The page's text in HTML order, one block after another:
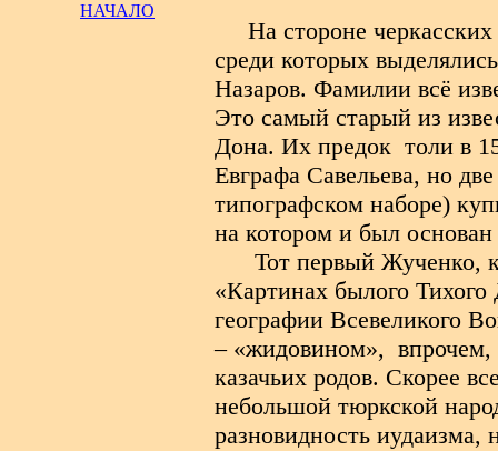
НАЧАЛО
На стороне
среди которых
Назаров. Фамилии всё
Это самый старый из
Дона. Их предок толи в
Евграфа Савельева, но
типографском наборе)
на котором и был основан
Тот первый Жученко,
«Картинах былого
географии Всевеликого
– «жидовином», впрочем,
казачьих родов. Скорее
небольшой тюркской
разновидность иудаизма,